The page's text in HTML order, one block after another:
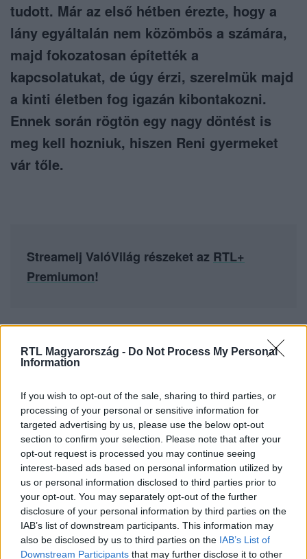
RTL Magyarország - Do Not Process My Personal
Information
If you wish to opt-out of the sale, sharing to third parties, or
processing of your personal or sensitive information for
targeted advertising by us, please use the below opt-out
section to confirm your selection. Please note that after your
opt-out request is processed you may continue seeing
interest-based ads based on personal information utilized by
us or personal information disclosed to third parties prior to
your opt-out. You may separately opt-out of the further
disclosure of your personal information by third parties on the
IAB’s list of downstream participants. This information may
also be disclosed by us to third parties on the IAB’s List of
Downstream Participants that may further disclose it to other
tudott. Már az első hétben érezte, hogy a
lány egyáltalán nem közömbös a számára,
majd fokozatosan építették a
kapcsolatukat, de úgy érzi, szerelmük majd
a kinti életben fog igazán kibontakozni.
Ennek során rögtön egy nagy döntést is
meg kell hozniuk, hiszen Reni gyermeket
vár tőle.
Streamelj ValóVilág részeket az RTL+
Premiumon!
Itt állítsd be, hogy az RTL.hu az elsők között
legyen a Google-találatokban!
Kövess minket, és értesülj a friss